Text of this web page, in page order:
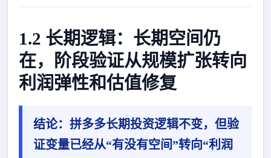
1.2 长期逻辑：长期空间仍
在，阶段验证从规模扩张转向
利润弹性和估值修复
结论： 拼多多长期投资逻辑不变，但验
证变量已经从“有没有空间”转向“利润